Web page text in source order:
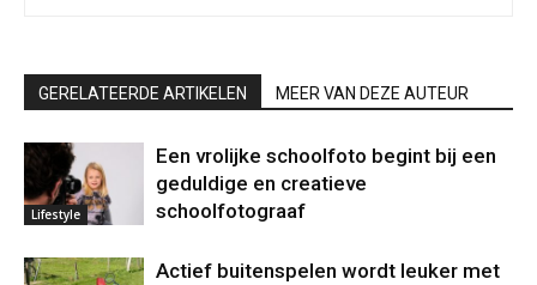
GERELATEERDE ARTIKELEN MEER VAN DEZE AUTEUR
Lifestyle
Een vrolijke schoolfoto begint bij een
geduldige en creatieve
schoolfotograaf
Actief buitenspelen wordt leuker met